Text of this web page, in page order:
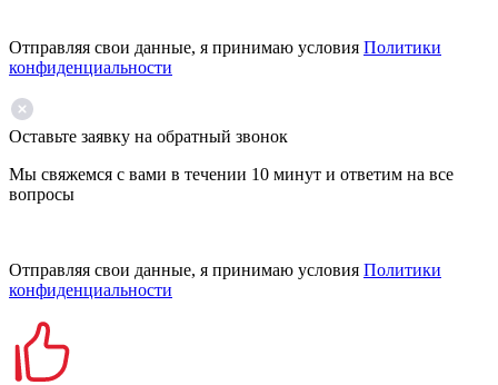
Отправляя свои данные, я принимаю условия Политики
конфиденциальности
Оставьте заявку на обратный звонок
Мы свяжемся с вами в течении 10 минут и ответим на все
вопросы
Отправляя свои данные, я принимаю условия Политики
конфиденциальности